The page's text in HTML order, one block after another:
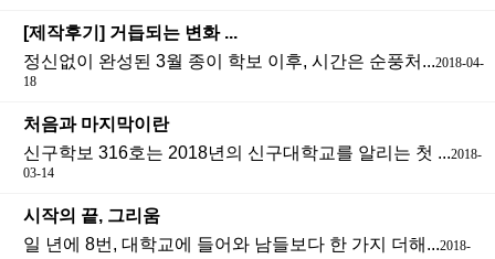
[제작후기] 거듭되는 변화 ...
정신없이 완성된 3월 종이 학보 이후, 시간은 순풍처...2018-04-
18
처음과 마지막이란
신구학보 316호는 2018년의 신구대학교를 알리는 첫 ...2018-
03-14
시작의 끝, 그리움
일 년에 8번, 대학교에 들어와 남들보다 한 가지 더해...2018-